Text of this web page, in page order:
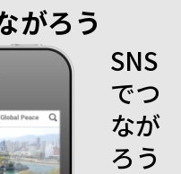
がろう
SNS
でつ
なが
ろう